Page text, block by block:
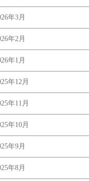
年3月
年2月
年1月
年12月
年11月
年10月
年9月
年8月